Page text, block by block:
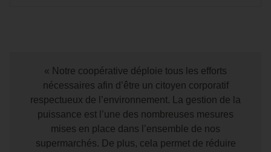
« Notre coopérative déploie tous les efforts
nécessaires afin d’être un citoyen corporatif
respectueux de l’environnement. La gestion de la
puissance est l’une des nombreuses mesures
mises en place dans l’ensemble de nos
supermarchés. De plus, cela permet de réduire